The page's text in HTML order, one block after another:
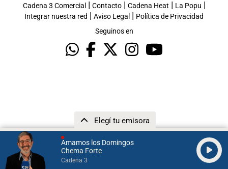
Amamos los Domingos
Chema Forte
Cadena 3
Elegí tu emisora
Cadena 3 Comercial | Contacto| Cadena Heat | La Popu |
Integrar nuestra red | Aviso Legal | Política de Privacidad
Seguinos en